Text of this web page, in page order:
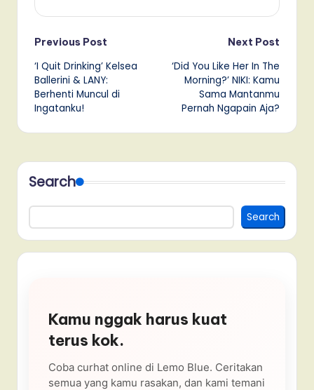
Post
navigation
Previous Post
‘I Quit Drinking’ Kelsea
Ballerini & LANY:
Berhenti Muncul di
Ingatanku!
Next Post
‘Did You Like Her In The
Morning?’ NIKI: Kamu
Sama Mantanmu
Pernah Ngapain Aja?
Search
Search
Kamu nggak harus kuat
terus kok.
Coba curhat online di Lemo Blue. Ceritakan
semua yang kamu rasakan, dan kami temani